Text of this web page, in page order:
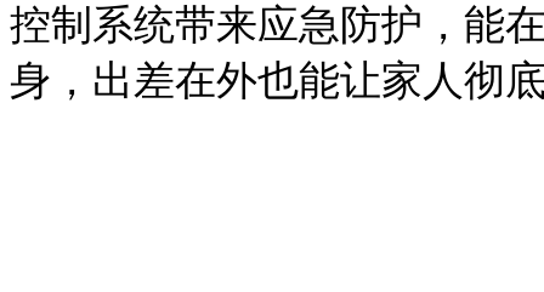
控制系统带来应急防护，能
身，出差在外也能让家人彻